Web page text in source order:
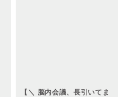
【＼ 脳内会議、長引いてま